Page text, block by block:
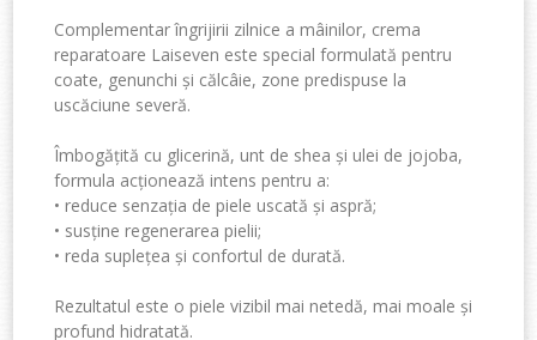
Complementar îngrijirii zilnice a mâinilor, crema
reparatoare Laiseven este special formulată pentru
coate, genunchi și călcâie, zone predispuse la
uscăciune severă.
Îmbogățită cu glicerină, unt de sheași ulei de jojoba,
formula acționează intens pentru a:
• reduce senzația de piele uscată și aspră;
• susține regenerarea pielii;
• reda suplețea și confortul de durată.
Rezultatul este o piele vizibil mai netedă, mai moale și
profund hidratată.